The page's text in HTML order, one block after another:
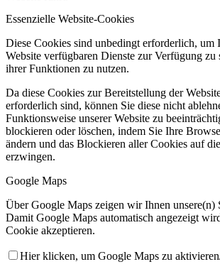
Essenzielle Website-Cookies
Diese Cookies sind unbedingt erforderlich, um
Website verfügbaren Dienste zur Verfügung zu
ihrer Funktionen zu nutzen.
Da diese Cookies zur Bereitstellung der
erforderlich sind, können Sie diese nicht
Funktionsweise unserer Website zu
blockieren oder löschen, indem Sie Ihre
ändern und das Blockieren aller Cookies auf
erzwingen.
Google Maps
Über Google Maps zeigen wir Ihnen unsere(n)
Damit Google Maps automatisch angezeigt
Cookie akzeptieren.
Hier klicken, um Google Maps zu